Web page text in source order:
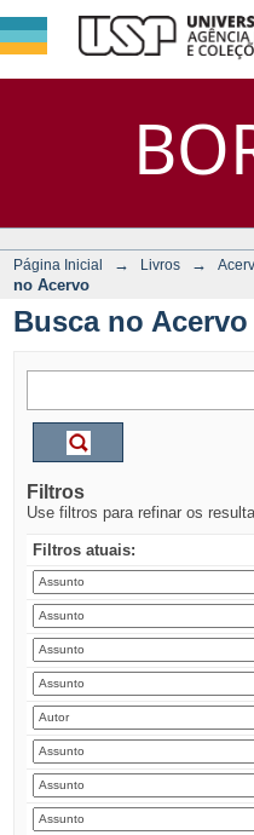
Busca
DSpace/
Página Inicial → Livros →
no Acervo
Busca no Acervo
Filtros
Use filtros para refinar os
Filtros atuais: